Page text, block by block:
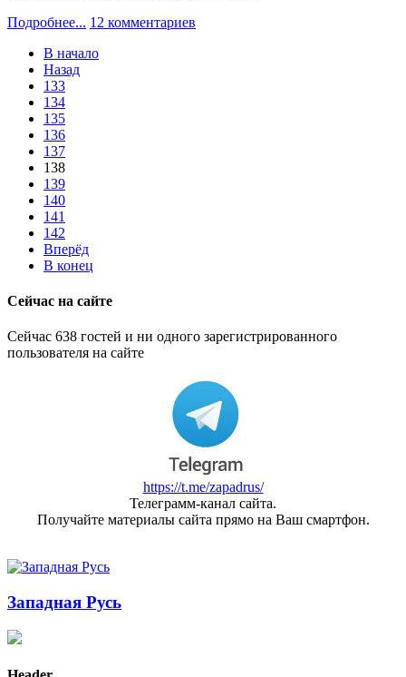
Подробнее... 12 комментариев
В начало
Назад
133
134
135
136
137
138
139
140
141
142
Вперёд
В конец
Сейчас на сайте
Сейчас 638 гостей и ни одного зарегистрированного
пользователя на сайте
https://t.me/zapadrus/
Телеграмм-канал сайта.
Получайте материалы сайта прямо на Ваш смартфон.
Западная Русь